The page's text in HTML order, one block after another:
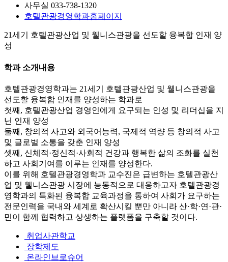
사무실 033-738-1320
호텔관광경영학과홈페이지
21세기 호텔관광산업 및 웰니스관광을 선도할 융복합 인재 양
성
학과 소개내용
호텔관광경영학과는 21세기 호텔관광산업 및 웰니스관광을
선도할 융복합 인재를 양성하는 학과로
첫째, 호텔관광산업 경영인에게 요구되는 인성 및 리더십을 지
닌 인재 양성
둘째, 창의적 사고와 외국어능력, 국제적 역량 등 창의적 사고
및 글로벌 소통을 갖춘 인재 양성
셋째, 신체적·정신적·사회적 건강과 행복한 삶의 조화를 실천
하고 사회기여를 이루는 인재를 양성한다.
이를 위해 호텔관광경영학과 교수진은 급변하는 호텔관광산
업 및 웰니스관광 시장에 능동적으로 대응하고자 호텔관광경
영학과의 특화된 융복합 교육과정을 통하여 사회가 요구하는
전문인력을 국내와 세계로 확산시킬 뿐만 아니라 산·학·연·관·
민이 함께 협력하고 상생하는 플랫폼을 구축할 것이다.
취업사관학교
장학제도
온라인브로슈어